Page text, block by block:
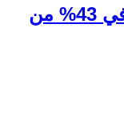
ملخصات غوغل الذكية تظهر في 43% من